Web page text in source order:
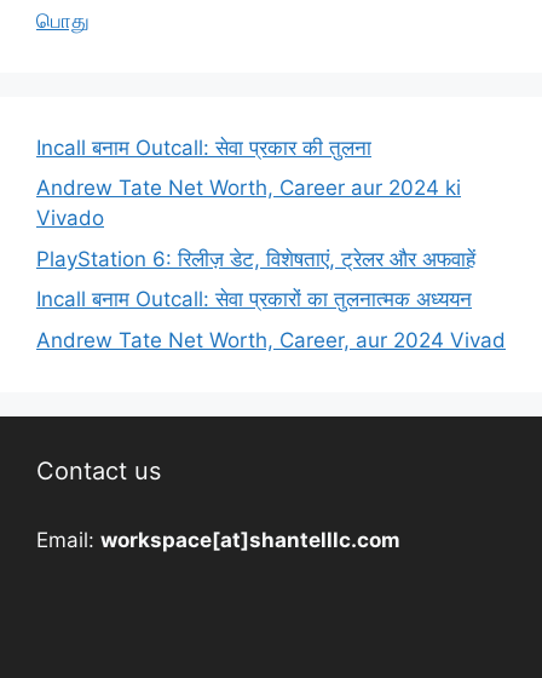
பொது
Incall बनाम Outcall: सेवा प्रकार की तुलना
Andrew Tate Net Worth, Career aur 2024 ki
Vivado
PlayStation 6: रिलीज़ डेट, विशेषताएं, ट्रेलर और अफवाहें
Incall बनाम Outcall: सेवा प्रकारों का तुलनात्मक अध्ययन
Andrew Tate Net Worth, Career, aur 2024 Vivad
Contact us
Email: workspace[at]shantelllc.com